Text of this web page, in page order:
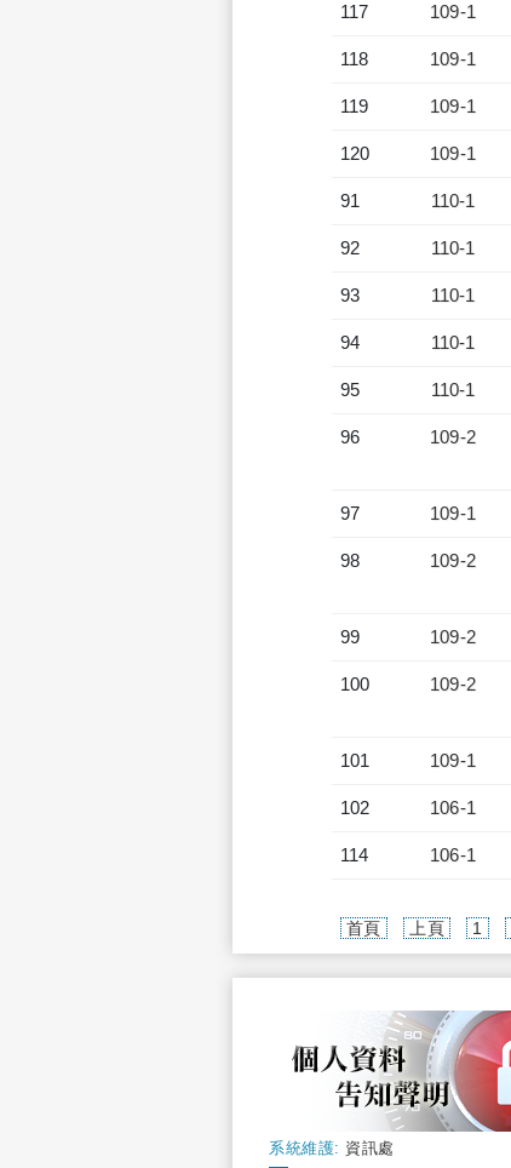
117 109-1
118 109-1
119 109-1
120 109-1
91 110-1
92 110-1
93 110-1
94 110-1
95 110-1
96 109-2
97 109-1
98 109-2
99 109-2
100 109-2
101 109-1
102 106-1
114 106-1
首頁 上頁 1
系統維護: 資訊處